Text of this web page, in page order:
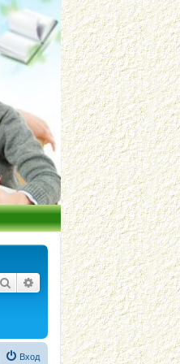
Поиск Расширенный поиск
Вход